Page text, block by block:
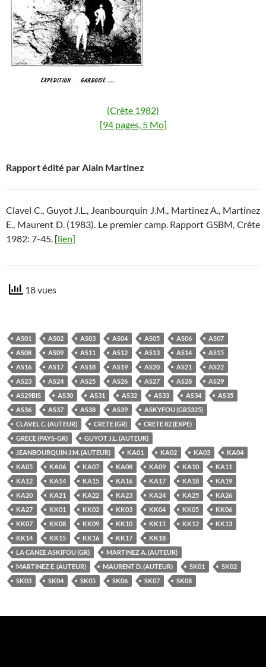
(Crête 1982)
[94 pages, 5 Mo]
Rapport édité par Alain Martinez
Clavel C., Guyot J.L., Jeanbourquin J.M., Martinez A., Martinez
E., Maurent D. (1983). Le premier camp. Rapport GSBM, Crête
1982: 7-45. [lien]
18 vues
AS01 AS02 AS03 AS04 AS05 AS06
AS07
AS08
AS09 AS11 AS12 AS13 AS14
AS15
AS16
AS17 AS18 AS19 AS20 AS21
AS22
AS23
AS24 AS25 AS26 AS27 AS28
AS29
AS29BIS
AS30 AS31 AS32 AS33 AS34
AS35
AS36
AS37 AS38 AS39
ASKYFOU (GR5325)
CLAVEL C. (AUTEUR)
CRETE (GR)
CRETE 82 (EXPE)
GRECE (PAYS-GR)
GUYOT J.L. (AUTEUR)
JEANBOURQUIN J.M. (AUTEUR)
KA01 KA02 KA03
KA04
KA05
KA06 KA07 KA08 KA09 KA10
KA11
KA12
KA14 KA15 KA16 KA17 KA18
KA19
KA20
KA21 KA22 KA23 KA24 KA25
KA26
KA27
KK01 KK02 KK03 KK04 KK05
KK06
KK07
KK08 KK09 KK10 KK11 KK12
KK13
KK14
KK15 KK16 KK17
KK18
LA CANEE ASKIFOU (GR)
MARTINEZ A. (AUTEUR)
MARTINEZ E. (AUTEUR)
MAURENT D. (AUTEUR) SK01
SK02
SK03
SK04 SK05 SK06 SK07 SK08